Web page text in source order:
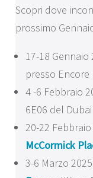
Scopri dove
prossimo
17-18 Gennaio
presso Encore
4 -6 Febbraio
6E06 del
20-22
McCormick
3-6 Marzo